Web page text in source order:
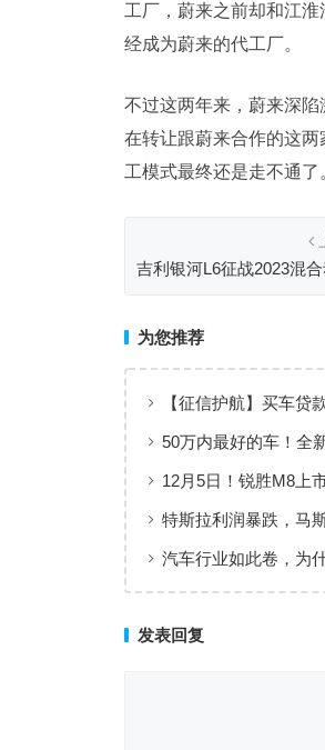
工厂，蔚来之前却和江
经成为蔚来的代工厂。
不过这两年来，蔚来深
在转让跟蔚来合作的这
工模式最终还是走不通了
吉利银河L6征战2023混
为您推荐
【征信护航】买车贷
保护指南请收好！
50万内最好的车！全
3000台
12月5日！锐胜M8上
特斯拉利润暴跌，马
汽车行业如此卷，为
发表回复